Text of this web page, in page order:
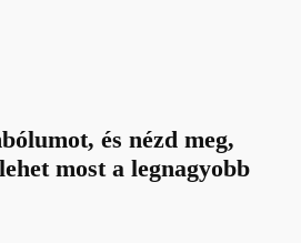
és nézd meg,
most a legnagyobb